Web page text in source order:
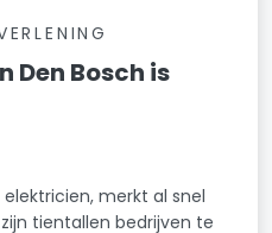
Den Bosch is
merkt al snel
tientallen bedrijven te